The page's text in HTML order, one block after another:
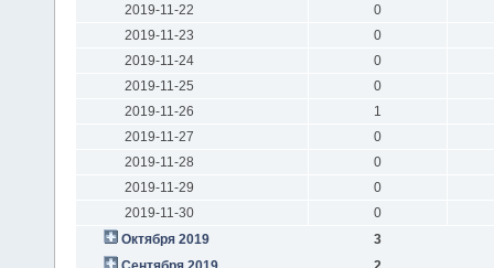
2019-11-22
0
2019-11-23
0
2019-11-24
0
2019-11-25
0
2019-11-26
1
2019-11-27
0
2019-11-28
0
2019-11-29
0
2019-11-30
0
Октября 2019
3